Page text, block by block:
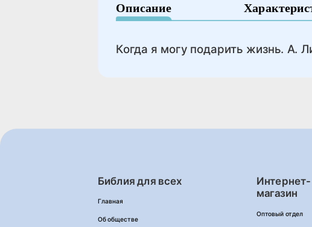
Описание
Когда я могу подарить жизнь. А.
Библия для всех
Главная
Об обществе
Интернет-
магазин
Оптовый отдел